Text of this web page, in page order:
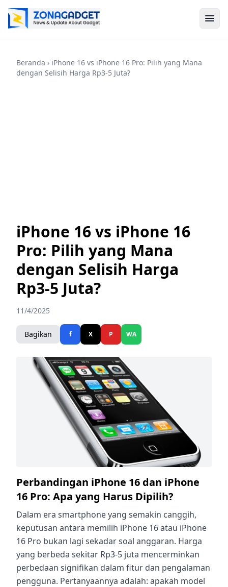
Beranda › iPhone 16 vs iPhone 16 Pro: Pilih yang Mana
dengan Selisih Harga Rp3-5 Juta?
iPhone 16 vs iPhone 16
Pro: Pilih yang Mana
dengan Selisih Harga
Rp3-5 Juta?
11/4/2025
Bagikan f X P WA
Perbandingan iPhone 16 dan iPhone
16 Pro: Apa yang Harus Dipilih?
Dalam era smartphone yang semakin canggih,
keputusan antara memilih iPhone 16 atau iPhone
16 Pro bukan lagi sekadar soal anggaran. Harga
yang berbeda sekitar Rp3-5 juta mencerminkan
perbedaan signifikan dalam fitur dan pengalaman
pengguna. Pertanyaannya adalah: apakah model